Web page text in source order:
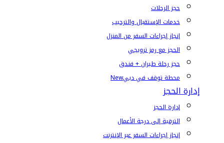
حجز الرحلات
خدمات الإستقبال والترحيب
إنجاز إجراءات السفر من المنزل
الحجز مع رمز ترويجي
حجز رحلة طيران + فندق
محطة توقف في دبيNew
إدارة الحجز
إدارة الحجز
الترقية إلى درجة الأعمال
إنجاز إجراءات السفر عبر الإنترنت